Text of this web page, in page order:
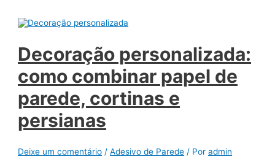
a
Melhor
para
Cada
Ambiente
da
Casa?
Decoração personalizada:
como combinar papel de
parede, cortinas e
persianas
Deixe um comentário /Adesivo de Parede / Poradmin